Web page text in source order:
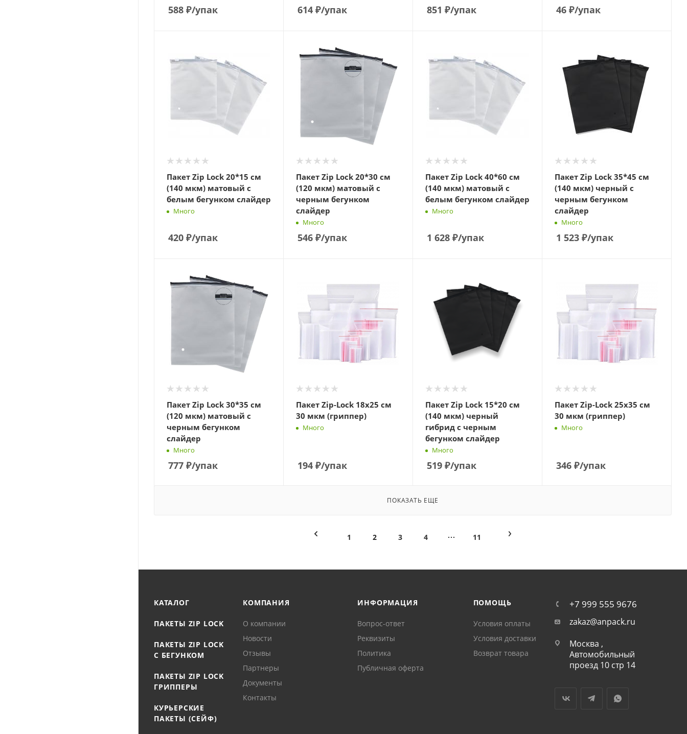
588 ₽/упак 614 ₽/упак 851 ₽/упак 46 ₽/упак
Пакет Zip Lock 20*15 см
(140 мкм) матовый с
белым бегунком слайдер
Много
420 ₽/упак
Пакет Zip Lock 20*30 см
(120 мкм) матовый с
черным бегунком
слайдер
Много
546 ₽/упак
Пакет Zip Lock 40*60 см
(140 мкм) матовый с
белым бегунком слайдер
Много
1 628 ₽/упак
Пакет Zip Lock 35*45 см
(140 мкм) черный с
черным бегунком
слайдер
Много
1 523 ₽/упак
Пакет Zip Lock 30*35 см
(120 мкм) матовый с
черным бегунком
слайдер
Много
777 ₽/упак
Пакет Zip-Lock 18х25 см
30 мкм (гриппер)
Много
194 ₽/упак
Пакет Zip Lock 15*20 см
(140 мкм) черный
гибрид с черным
бегунком слайдер
Много
519 ₽/упак
Пакет Zip-Lock 25х35 см
30 мкм (гриппер)
Много
346 ₽/упак
ПОКАЗАТЬ ЕЩЕ
1 2 3 4 11
КАТАЛОГ
ПАКЕТЫ ZIP LOCK
ПАКЕТЫ ZIP LOCK
С БЕГУНКОМ
ПАКЕТЫ ZIP LOCK
ГРИППЕРЫ
КУРЬЕРСКИЕ
ПАКЕТЫ (СЕЙФ)
КОМПАНИЯ
О компании
Новости
Отзывы
Партнеры
Документы
Контакты
ИНФОРМАЦИЯ
Вопрос-ответ
Реквизиты
Политика
Публичная оферта
ПОМОЩЬ
Условия оплаты
Условия доставки
Возврат товара
+7 999 555 9676
zakaz@anpack.ru
Москва ,
Автомобильный
проезд 10 стр 14